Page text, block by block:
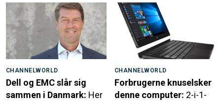
CHANNELWORLD
Dell og EMC slår sig
sammen i Danmark: Her
CHANNELWORLD
Forbrugerne knuselsker
denne computer: 2-i-1-